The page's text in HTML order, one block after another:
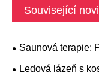
Související
Saunová terapie:
podporuje relaxaci
Ledová lázeň s